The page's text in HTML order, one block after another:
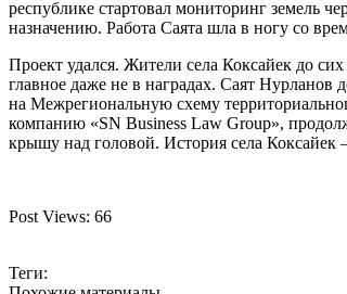
республике стартовал мониторинг земель
назначению. Работа Саята шла в ногу со
Проект удался. Жители села Коксайек до
главное даже не в наградах. Саят Нурланов
на Межрегиональную схему
компанию «SN Business Law Group»,
крышу над головой. История села Коксайек
Post Views: 66
Теги: